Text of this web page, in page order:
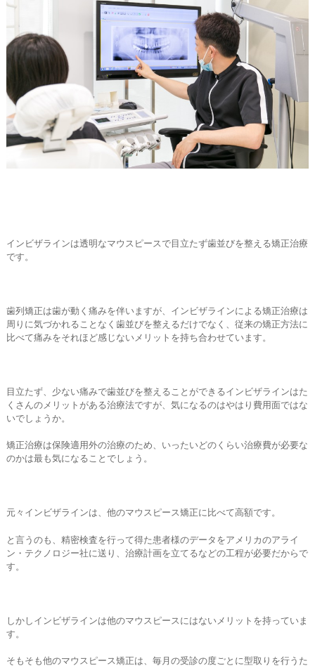
インビザラインは透明なマウスピースで目立たず歯並びを整える矯正治療
です。
歯列矯正は歯が動く痛みを伴いますが、インビザラインによる矯正治療は
周りに気づかれることなく歯並びを整えるだけでなく、従来の矯正方法に
比べて痛みをそれほど感じないメリットを持ち合わせています。
目立たず、少ない痛みで歯並びを整えることができるインビザラインはた
くさんのメリットがある治療法ですが、気になるのはやはり費用面ではな
いでしょうか。
矯正治療は保険適用外の治療のため、いったいどのくらい治療費が必要な
のかは最も気になることでしょう。
元々インビザラインは、他のマウスピース矯正に比べて高額です。
と言うのも、精密検査を行って得た患者様のデータをアメリカのアライ
ン・テクノロジー社に送り、治療計画を立てるなどの工程が必要だからで
す。
しかしインビザラインは他のマウスピースにはないメリットを持っていま
す。
そもそも他のマウスピース矯正は、毎月の受診の度ごとに型取りを行うた